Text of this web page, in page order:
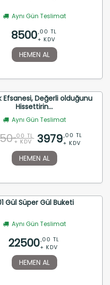
Aynı Gün Teslimat
8500,00 TL
+ KDV
HEMEN AL
Efsanesi, Değerli olduğunu
Hissettirin...
Aynı Gün Teslimat
,00 TL
+ KDV 3979,00 TL
+ KDV
HEMEN AL
Gül Süper Gül Buketi
Aynı Gün Teslimat
22500,00 TL
+ KDV
HEMEN AL